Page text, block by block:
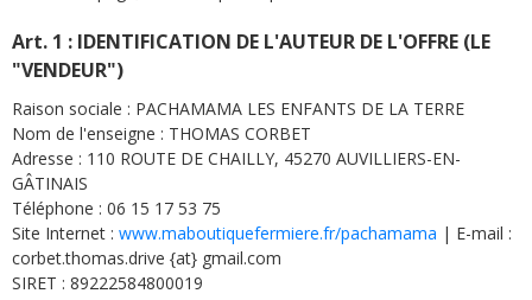
Art. 1 : IDENTIFICATION DE L'AUTEUR DE L'OFFRE (LE
"VENDEUR")
Raison sociale : PACHAMAMA LES ENFANTS DE LA TERRE
Nom de l'enseigne : THOMAS CORBET
Adresse : 110 ROUTE DE CHAILLY, 45270 AUVILLIERS-EN-
GÂTINAIS
Téléphone : 06 15 17 53 75
Site Internet : www.maboutiquefermiere.fr/pachamama | E-mail :
corbet.thomas.drive {at} gmail.com
SIRET : 89222584800019